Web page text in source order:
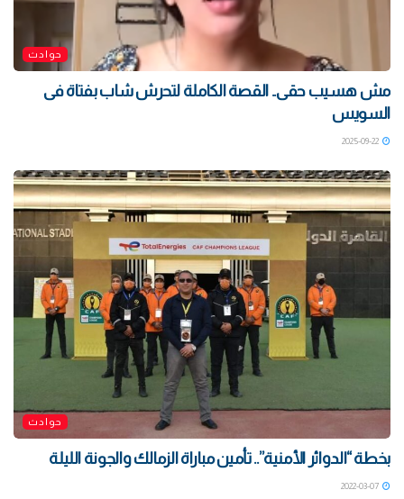
حوادث
مش هسيب حقى.. القصة الكاملة لتحرش شاب بفتاة فى
السويس
حوادث
بخطة “الدوائر الأمنية”.. تأمين مباراة الزمالك والجونة الليلة